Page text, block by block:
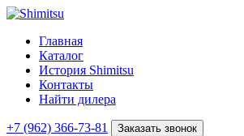
Главная
Каталог
История Shimitsu
Контакты
Найти дилера
+7 (962) 366-73-81 Заказать звонок